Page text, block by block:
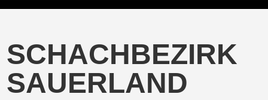
SCHACHBEZIRK
SAUERLAND